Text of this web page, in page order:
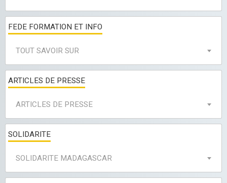
FEDE FORMATION ET INFO
TOUT SAVOIR SUR
ARTICLES DE PRESSE
ARTICLES DE PRESSE
SOLIDARITE
SOLIDARITE MADAGASCAR